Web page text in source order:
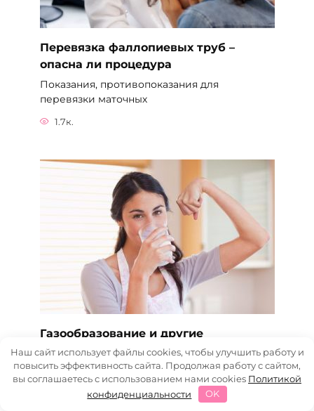
Перевязка фаллопиевых труб –
опасна ли процедура
Показания, противопоказания для
перевязки маточных
1.7к.
Газообразование и другие
неприятные ощущения после
кесарева сечения
После кесарева газы беспокоят многих
рожениц: операция
Наш сайт использует файлы cookies, чтобы улучшить работу и
повысить эффективность сайта. Продолжая работу с сайтом,
вы соглашаетесь с использованием нами cookies Политикой
конфиденциальности
OK